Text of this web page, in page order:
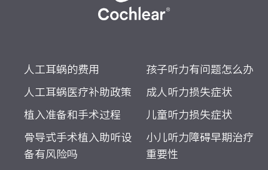
人工耳蜗的费用
人工耳蜗医疗补助政策
植入准备和手术过程
骨导式手术植入助听设
备有风险吗
孩子听力有问题怎么办
成人听力损失症状
儿童听力损失症状
小儿听力障碍早期治疗
重要性